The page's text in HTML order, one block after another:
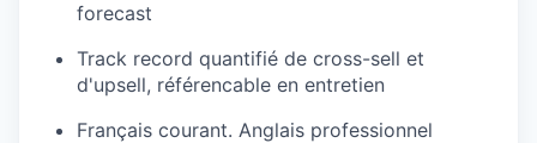
forecast
Track record quantifié de cross-sell et
d'upsell, référencable en entretien
Français courant. Anglais professionnel